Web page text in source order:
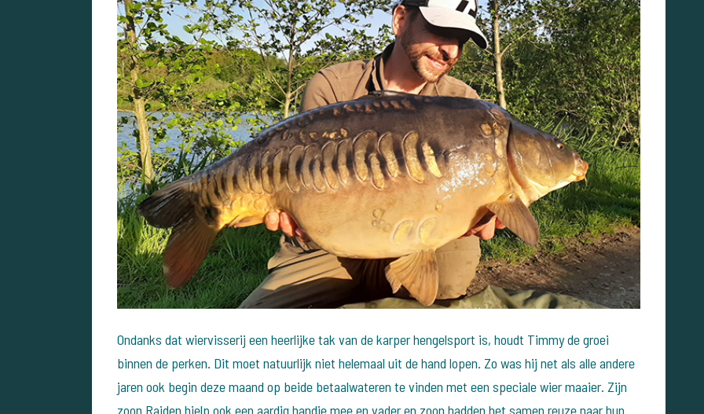
Ondanks dat wiervisserij een heerlijke tak van de karper hengelsport is, houdt Timmy de groei
binnen de perken. Dit moet natuurlijk niet helemaal uit de hand lopen. Zo was hij net als alle andere
jaren ook begin deze maand op beide betaalwateren te vinden met een speciale wier maaier. Zijn
zoon Raiden hielp ook een aardig handje mee en vader en zoon hadden het samen reuze naar hun